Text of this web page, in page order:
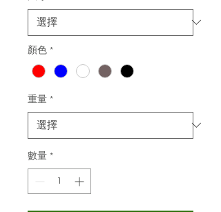
格
格
顏色 *
重量 *
數量 *